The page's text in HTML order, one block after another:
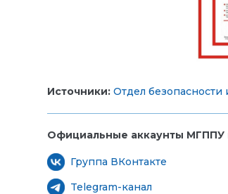
Источники: Отдел безопасности
Официальные аккаунты МГППУ
Группа ВКонтакте
Telegram-канал